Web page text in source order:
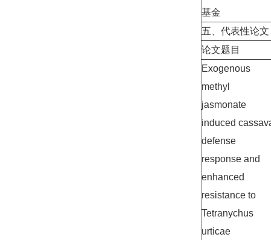
基金
五、代表性论
论文题目
Exogenous
methyl
jasmonate
induced
defense
response and
enhanced
resistance to
Tetranychus
urticae